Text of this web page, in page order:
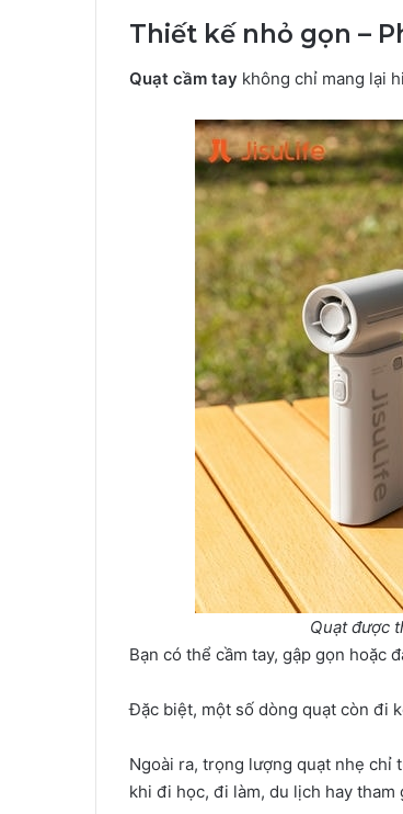
Thiết kế nhỏ gọn –
Quạt cầm tay không chỉ mang lại
Quạt được
Bạn có thể cầm tay, gập gọn hoặc
Đặc biệt, một số dòng quạt còn đi
Ngoài ra, trọng lượng quạt nhẹ chỉ
khi đi học, đi làm, du lịch hay